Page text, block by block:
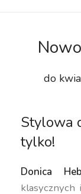
do
Stylowa
tylko!
Donica
klasycznych